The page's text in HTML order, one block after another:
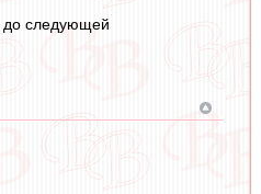
до следующей